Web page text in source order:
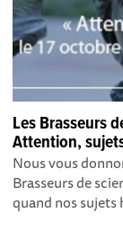
Les Brasseurs
Attention,
Nous vous
Brasseurs de
quand nos